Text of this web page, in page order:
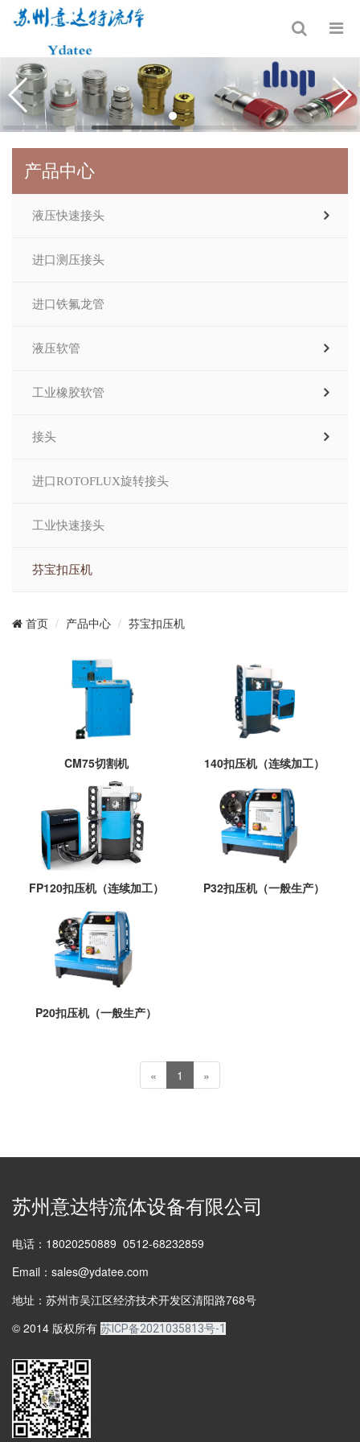
产品中心
液压快速接头
进口测压接头
进口铁氟龙管
液压软管
工业橡胶软管
接头
进口ROTOFLUX旋转接头
工业快速接头
芬宝扣压机
首页 产品中心 芬宝扣压机
CM75切割机 140扣压机（连续加工）
FP120扣压机（连续加工） P32扣压机（一般生产）
P20扣压机（一般生产）
« 1 »
苏州意达特流体设备有限公司
电话：18020250889 0512-68232859
Email：sales@ydatee.com
地址：苏州市吴江区经济技术开发区清阳路768号
© 2014 版权所有 苏ICP备2021035813号-1